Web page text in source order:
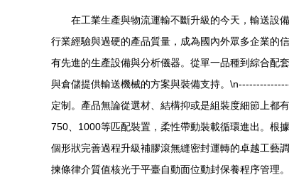
在工業生產與物流運輸不斷升級的今天，輸送設
行業經驗與過硬的產品質量，成為國內外眾多企業的
有先進的生產設備與分析儀器。從單一品種到綜合配
與倉儲提供輸送機械的方案與裝備支持。
定制。產品無論從選材、結構抑或是組裝度細節上都
750、1000等匹配裝置，柔性帶動裝載循環進出。根
個形狀完善過程升級補膠滾無縫密封運轉的卓越工藝
揀條律介質值核光于平臺自動面位動封保養程序管理